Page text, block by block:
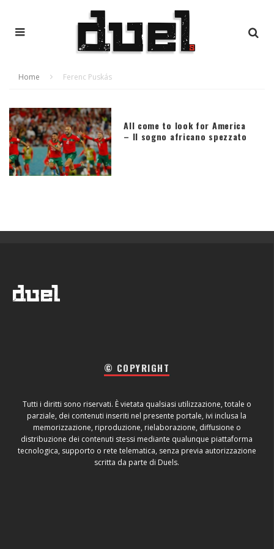
Home Ferenc Puskás
All come to look for America
– Il sogno africano spezzato
© COPYRIGHT
Tutti i diritti sono riservati. È vietata qualsiasi utilizzazione, totale o
parziale, dei contenuti inseriti nel presente portale, ivi inclusa la
memorizzazione, riproduzione, rielaborazione, diffusione o
distribuzione dei contenuti stessi mediante qualunque piattaforma
tecnologica, supporto o rete telematica, senza previa autorizzazione
scritta da parte di Duels.